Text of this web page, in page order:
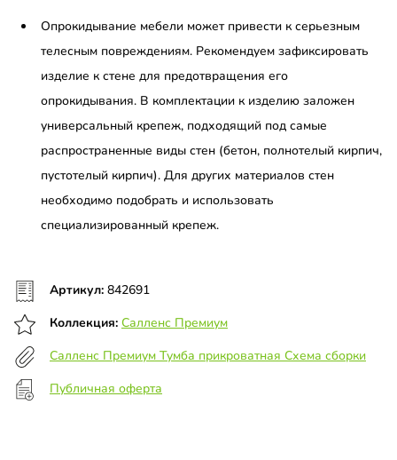
Опрокидывание мебели может привести к серьезным
телесным повреждениям. Рекомендуем зафиксировать
изделие к стене для предотвращения его
опрокидывания. В комплектации к изделию заложен
универсальный крепеж, подходящий под самые
распространенные виды стен (бетон, полнотелый кирпич,
пустотелый кирпич). Для других материалов стен
необходимо подобрать и использовать
специализированный крепеж.
Артикул: 842691
Коллекция: Салленс Премиум
Салленс Премиум Тумба прикроватная Схема сборки
Публичная оферта